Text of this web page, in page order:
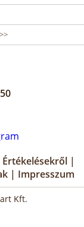
Értékelésekről |
| Impresszum
Kft.